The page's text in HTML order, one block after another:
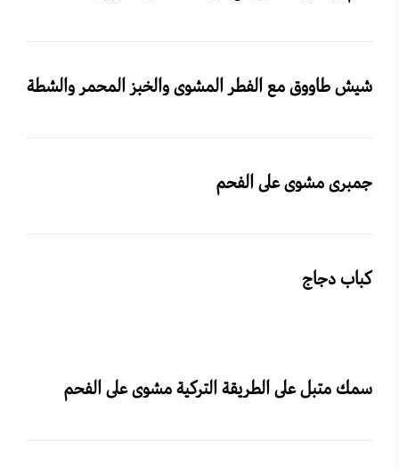
شيش طاووق مع الفطر المشوى والخبز المحمر والشطة
جمبرى مشوى على الفحم
كباب دجاج
سمك متبل على الطريقة التركية مشوى على الفحم